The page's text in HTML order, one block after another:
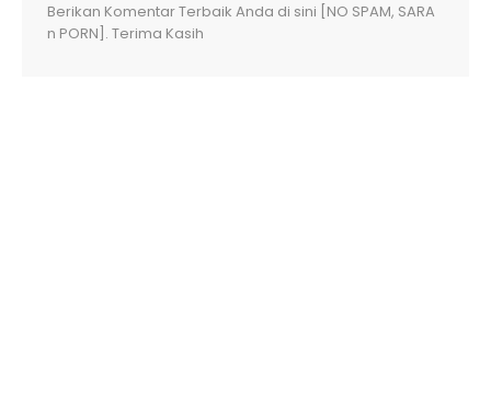
Berikan Komentar Terbaik Anda di sini [NO SPAM, SARA
n PORN]. Terima Kasih